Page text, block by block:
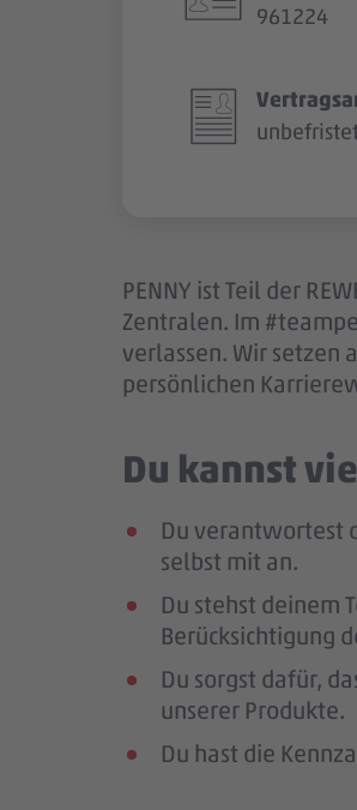
961224
PENNY ist Teil der
Zentralen. Im
verlassen. Wir setzen
persönlichen
Du kannst
Du verantwortest
selbst mit an.
Du stehst deinem
Berücksichtigung
Du sorgst dafür,
unserer Produkte.
Du hast die